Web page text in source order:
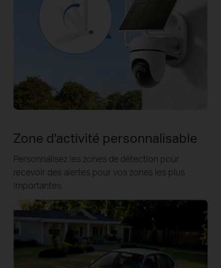
Zone d'activité personnalisable
Personnalisez les zones de détection pour
recevoir des alertes pour vos zones les plus
importantes.